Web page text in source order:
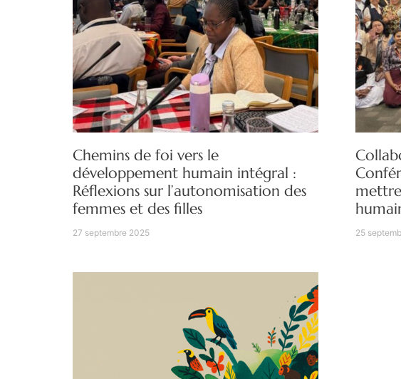
Chemins de foi vers le
développement humain intégral :
Réflexions sur l’autonomisation des
femmes et des filles
27 septembre 2025 25